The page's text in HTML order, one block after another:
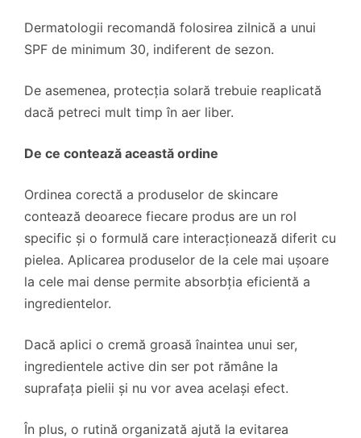
Dermatologii recomandă folosirea zilnică a unui
SPF de minimum 30, indiferent de sezon.
De asemenea, protecția solară trebuie reaplicată
dacă petreci mult timp în aer liber.
De ce contează această ordine
Ordinea corectă a produselor de skincare
contează deoarece fiecare produs are un rol
specific și o formulă care interacționează diferit cu
pielea. Aplicarea produselor de la cele mai ușoare
la cele mai dense permite absorbția eficientă a
ingredientelor.
Dacă aplici o cremă groasă înaintea unui ser,
ingredientele active din ser pot rămâne la
suprafața pielii și nu vor avea același efect.
În plus, o rutină organizată ajută la evitarea